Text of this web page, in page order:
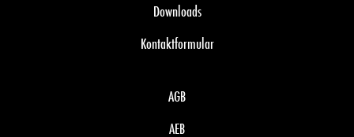
Downloads
Kontaktformular
AGB
AEB